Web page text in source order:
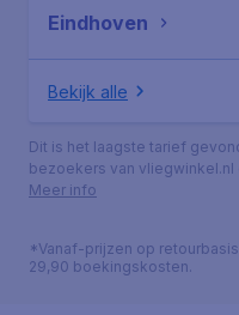
Eindhoven
Bekijk alle
Dit is het laagste tarief
bezoekers van
Meer info
*Vanaf-prijzen op
29,90 boekingskosten.